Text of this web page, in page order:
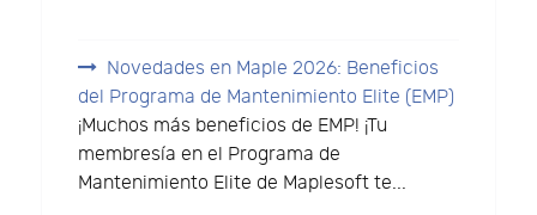
Novedades en Maple 2026: Beneficios
del Programa de Mantenimiento Elite (EMP)
¡Muchos más beneficios de EMP! ¡Tu
membresía en el Programa de
Mantenimiento Elite de Maplesoft te...